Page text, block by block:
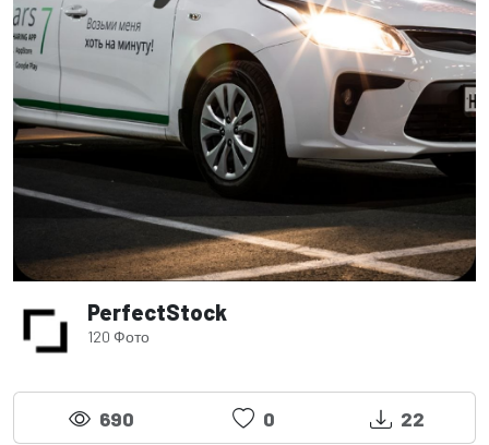
PerfectStock
120 Фото
690 0 22